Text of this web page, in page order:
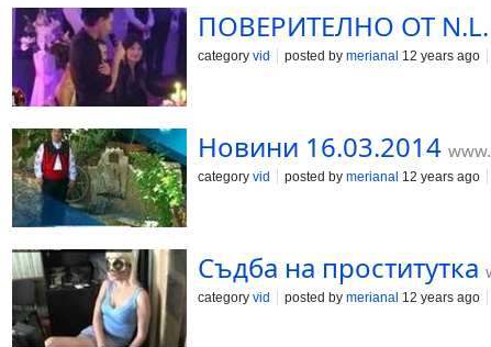
ПОВЕРИТЕЛНО ОТ N.L.
category vid posted by merianal 12 years ago
Новини 16.03.2014
category vid posted by merianal 12 years ago
Съдба на проститутка
category vid posted by merianal 12 years ago